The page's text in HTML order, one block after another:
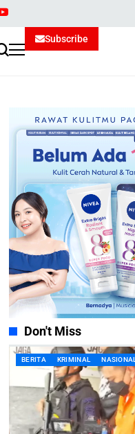
Subscribe
Don't Miss
BERITA KRIMINAL NASIONAL